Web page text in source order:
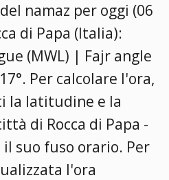
namaz per oggi (06
di Papa (Italia):
(MWL) | Fajr angle
. Per calcolare l'ora,
la latitudine e la
di Rocca di Papa -
il suo fuso orario. Per
l'ora